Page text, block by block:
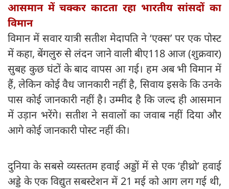
आसमान में चक्कर काटता रहा भारतीय सांसदों का
विमान
विमान में सवार यात्री सतीश मेदापति ने ‘एक्स’ पर एक पोस्ट
में कहा, बेंगलुरु से लंदन जाने वाली बीए118 आज (शुक्रवार)
सुबह कुछ घंटों के बाद वापस आ गई। हम अब भी विमान में
हैं, लेकिन कोई वैध जानकारी नहीं है, सिवाय इसके कि उनके
पास कोई जानकारी नहीं है। उम्मीद है कि जल्द ही आसमान
में उड़ान भरेंगे। सतीश ने सवालों का जवाब नहीं दिया और
आगे कोई जानकारी पोस्ट नहीं की।
दुनिया के सबसे व्यस्ततम हवाई अड्डों में से एक ‘हीथ्रो’ हवाई
अड्डे के एक विद्युत सबस्टेशन में 21 मई को आग लग गई थी,